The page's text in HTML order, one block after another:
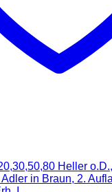
Heller
in Braun, 2.